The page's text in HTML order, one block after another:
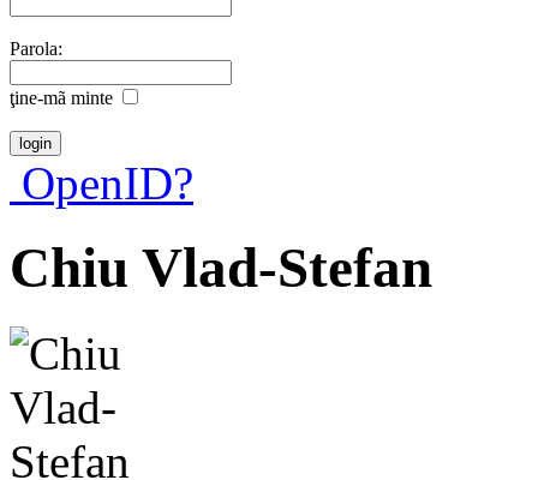
Parola:
ţine-mã minte
OpenID?
Chiu Vlad-Stefan